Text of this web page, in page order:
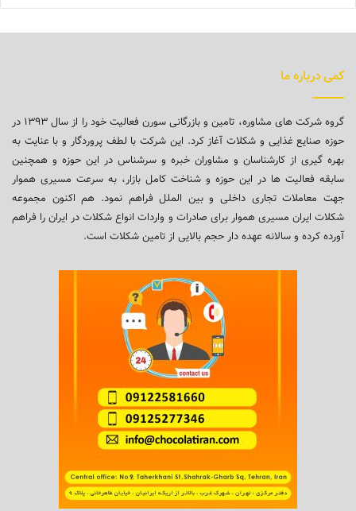
کمی درباره ما
گروه شرکت های مشاوره، تامین و بازرگانی سورن فعالیت خود را از سال ۱۳۹۳ در
حوزه صنایع غذایی و شکلات آغاز کرد. این شرکت با لطف پروردگار و با عنایت به
بهره گیری از کارشناسان و مشاوران خبره و سرشناس در این حوزه و همچنین
سابقه فعالیت ها در این حوزه و شناخت کامل بازار، به سرعت مسیری هموار
جهت معاملات تجاری داخلی و بین الملل فراهم نمود. هم اکنون مجموعه
شکلات ایران مسیری هموار برای صادرات و واردات انواع شکلات در ایران را فراهم
آورده کرده و سالانه عهده دار حجم بالایی از تامین شکلات است.